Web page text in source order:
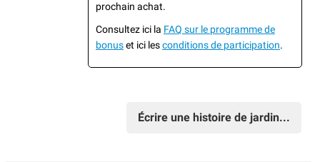
prochain achat.
Consultez ici la FAQ sur le programme de
bonuset ici lesconditions de participation.
Écrire une histoire de jardin...